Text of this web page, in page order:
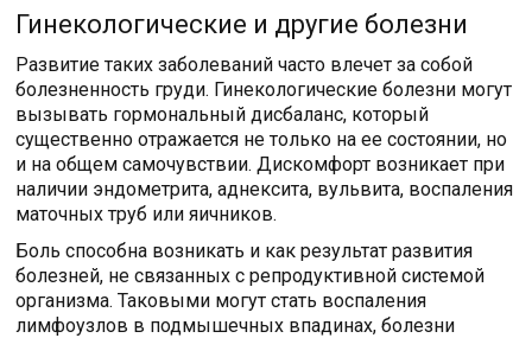
Гинекологические и другие болезни
Развитие таких заболеваний часто влечет за собой
болезненность груди. Гинекологические болезни могут
вызывать гормональный дисбаланс, который
существенно отражается не только на ее состоянии, но
и на общем самочувствии. Дискомфорт возникает при
наличии эндометрита, аднексита, вульвита, воспаления
маточных труб или яичников.
Боль способна возникать и как результат развития
болезней, не связанных с репродуктивной системой
организма. Таковыми могут стать воспаления
лимфоузлов в подмышечных впадинах, болезни